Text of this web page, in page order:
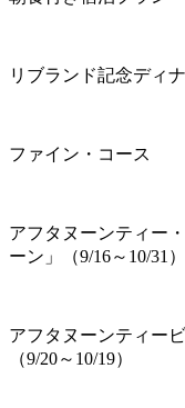
リブランド記念ディ
ファイン・コース
アフタヌーンティー
ーン」（9/16～10/31）
アフタヌーンティー
（9/20～10/19）